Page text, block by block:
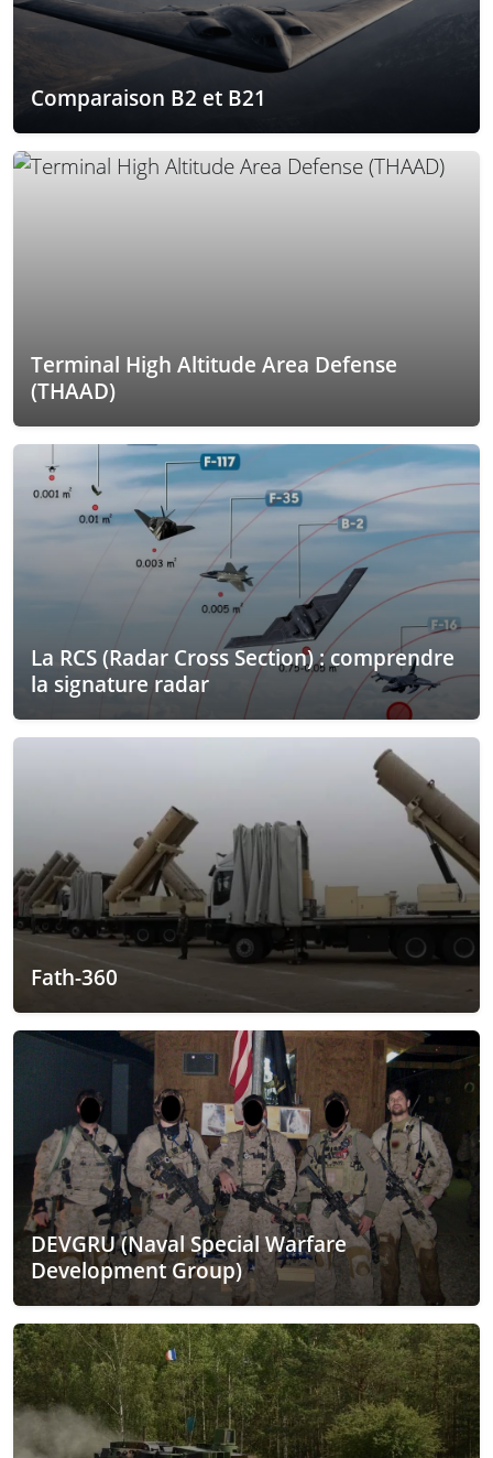
Comparaison B2 et B21
Terminal High Altitude Area Defense
(THAAD)
La RCS (Radar Cross Section) : comprendre
la signature radar
Fath-360
DEVGRU (Naval Special Warfare
Development Group)